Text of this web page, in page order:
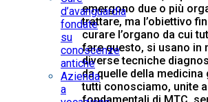
d’avanguardia
fondate
su
conoscenze
antiche
Azienda
a
emergono due o più
trattare, ma l’obiettivo
curare l’organo da cui
fare questo, si usano in
diverse tecniche
da quelle della medicina
tutti conosciamo, unite